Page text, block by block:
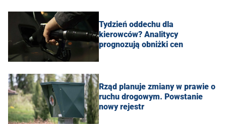
Tydzień oddechu dla
kierowców? Analitycy
prognozują obniżki cen
Rząd planuje zmiany w prawie o
ruchu drogowym. Powstanie
nowy rejestr